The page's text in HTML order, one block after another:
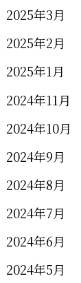
2025年3月
2025年2月
2025年1月
2024年11月
2024年10月
2024年9月
2024年8月
2024年7月
2024年6月
2024年5月